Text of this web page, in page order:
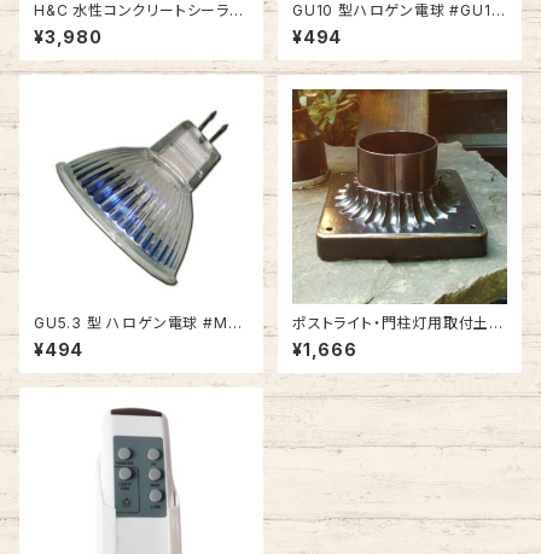
H&C 水性コンクリートシーラー
#SEALW-1
¥3,980
GU10 型ハロゲン電球 #GU10
-35
¥494
GU5.3 型 ハロゲン電球 #MR1
6-20
¥494
ポストライト・門柱灯用取付土台
ピアベース #100BK-BZ
¥1,666